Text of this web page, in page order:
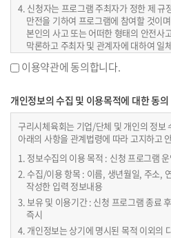
4. 신청자는 프로그램 주최자가 정한 제 규
만전을 기하여 프로그램에 참여할 것이
본인의 사고 또는 어떠한 형태의 안전사
막론하고 주최자 및 관계자에 대하여 일
않을 것입니다.
5. 참가신청 후 신청결과 ‘신청완료’된 신
예정입니다.
- 위의 내용을 확인하시고 참가신청 해주
이용약관에 동의합니다.
개인정보의 수집 및 이용목적에 대한 동의
구리시체육회는 기업/단체 및 개인의 정보
아래의 사항을 관계법령에 따라 고지하고
1. 정보수집의 이용 목적 : 신청 프로그램
2. 수집/이용 항목 : 이름, 생년월일, 주소,
작성한 입력 정보내용
3. 보유 및 이용기간 : 신청 프로그램 종료
즉시
4. 개인정보는 상기에 명시된 목적 이외의